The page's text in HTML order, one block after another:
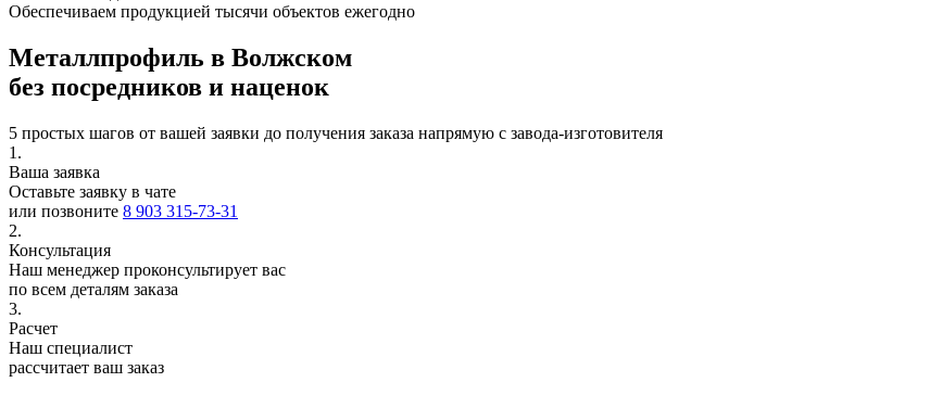
Обеспечиваем продукцией тысячи объектов ежегодно
Металлпрофиль в Волжском
без посредников и наценок
5 простых шагов от вашей заявки до получения заказа напрямую с завода-изготовителя
1.
Ваша заявка
Оставьте заявку в чате
или позвоните 8 903 315-73-31
2.
Консультация
Наш менеджер проконсультирует вас
по всем деталям заказа
3.
Расчет
Наш специалист
рассчитает ваш заказ